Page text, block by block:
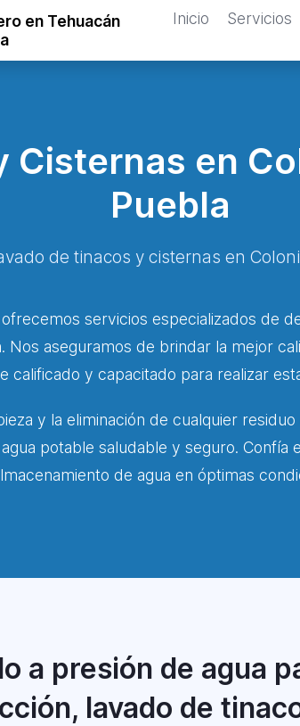
en Tehuacán
Inicio Servicios
Cisternas en
Puebla
de tinacos y cisternas en
ofrecemos servicios especializados de
Nos aseguramos de brindar la mejor
calificado y capacitado para realizar
y la eliminación de cualquier
potable saludable y seguro.
de agua en óptimas
a presión de agua
lavado de